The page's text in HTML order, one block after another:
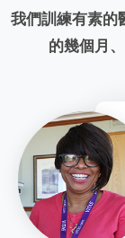
我們訓練有素的
的幾個月